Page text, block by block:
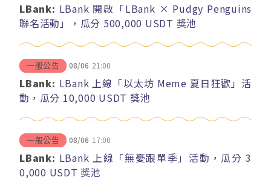
LBank: LBank 開啟「LBank × Pudgy Penguins
聯名活動」，瓜分 500,000 USDT 獎池
一般公告 08/06 21:00
LBank: LBank 上線「以太坊 Meme 夏日狂歡」活
動，瓜分 10,000 USDT 獎池
一般公告 08/06 17:00
LBank: LBank 上線「無憂跟單季」活動，瓜分 3
0,000 USDT 獎池